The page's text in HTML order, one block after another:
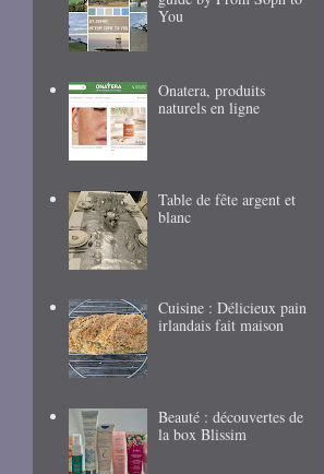
You
Onatera, produits
naturels en ligne
Table de fête argent et
blanc
Cuisine : Délicieux pain
irlandais fait maison
Beauté : découvertes de
la box Blissim